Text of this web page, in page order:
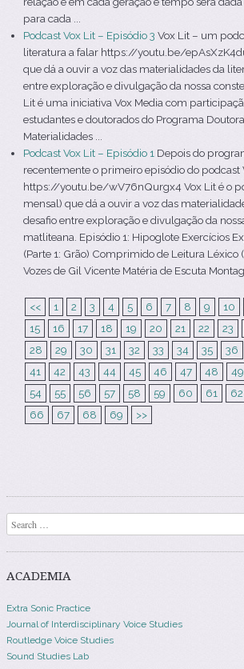
para cada ...
Podcast Vox Lit – Episódio 3 Vox Lit – um
literatura a falar https://youtu.be/
que dá a ouvir a voz das materialidades da
entre exploração e divulgação da nossa
Lit é uma iniciativa Vox Media com
estudantes e doutorados do Programa
Materialidades ...
Podcast Vox Lit – Episódio 1 Depois do
recentemente o primeiro episódio do podcast
https://youtu.be/wV76nQurgx4 Vox Lit é o
mensal) que dá a ouvir a voz das
desafio entre exploração e divulgação da
matliteana. Episódio 1: Hipoglote Exercícios
(Parte 1: Grão) Comprimido de Leitura Léxico
Vozes de Gil Vicente Matéria de Escuta
<< 1 2 3 4 5 6 7 8 9 10
15
16 17 18 19 20 21 22 23
28
29 30 31 32 33 34 35 36
41
42 43 44 45 46 47 48 49
54
55 56 57 58 59 60 61 62
66
67 68 69 >>
Search
ACADEMIA
Extra Sonic Practice
Journal of Interdisciplinary Voice Studies
Routledge Voice Studies
Sound Studies Lab